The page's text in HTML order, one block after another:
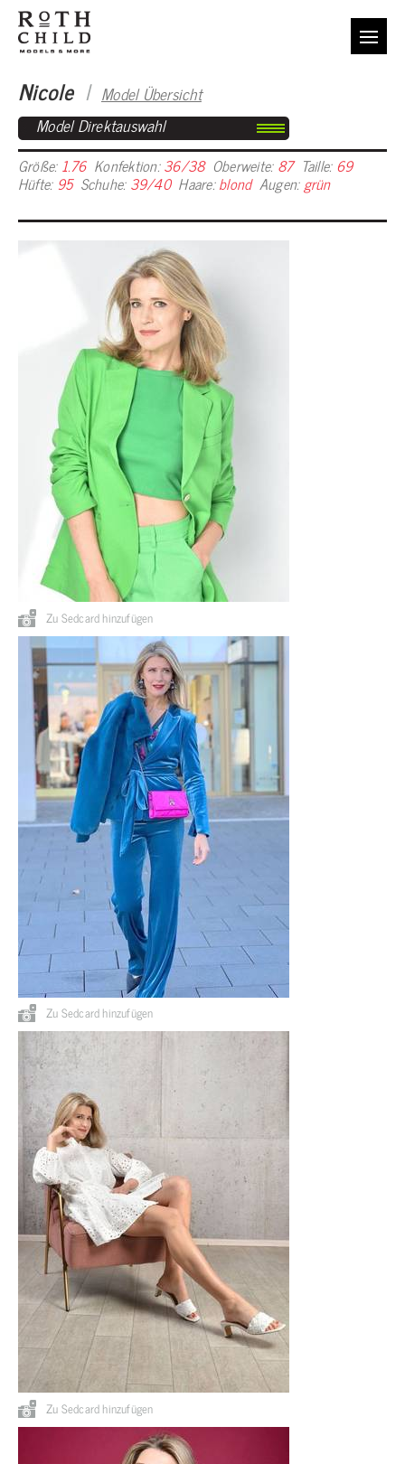
Nicole I Model Übersicht
Model Direktauswahl
Größe: 1.76 Konfektion:36/38 Oberweite: 87 Taille: 69
Hüfte: 95 Schuhe: 39/40 Haare:blond Augen: grün
Zu Sedcard hinzufügen
Zu Sedcard hinzufügen
Zu Sedcard hinzufügen